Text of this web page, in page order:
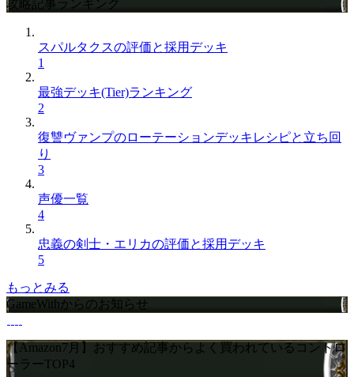
攻略記事ランキング
スパルタクスの評価と採用デッキ
1
最強デッキ(Tier)ランキング
2
復讐ヴァンプのローテーションデッキレシピと立ち回
り
3
声優一覧
4
忠義の剣士・エリカの評価と採用デッキ
5
もっとみる
GameWithからのお知らせ
【Amazon7月】おすすめ記事からよく買われているコントロ
ーラーTOP4